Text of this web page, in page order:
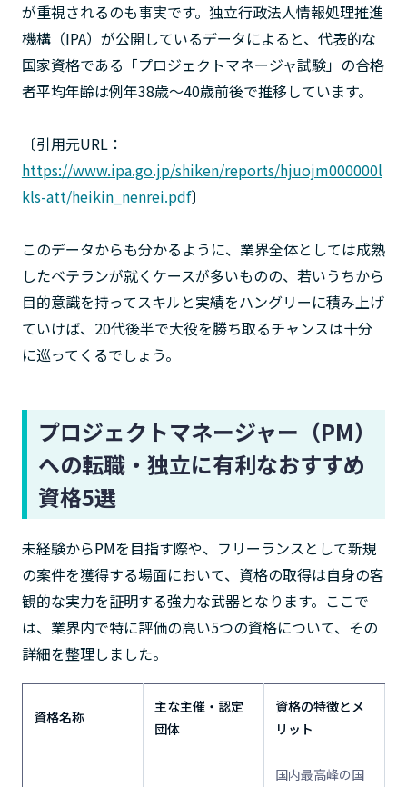
が重視されるのも事実です。独立行政法人情報処理推進
機構（IPA）が公開しているデータによると、代表的な
国家資格である「プロジェクトマネージャ試験」の合格
者平均年齢は例年38歳〜40歳前後で推移しています。
〔引用元URL：
https://www.ipa.go.jp/shiken/reports/hjuojm000000l
kls-att/heikin_nenrei.pdf〕
このデータからも分かるように、業界全体としては成熟
したベテランが就くケースが多いものの、若いうちから
目的意識を持ってスキルと実績をハングリーに積み上げ
ていけば、20代後半で大役を勝ち取るチャンスは十分
に巡ってくるでしょう。
プロジェクトマネージャー（PM）
への転職・独立に有利なおすすめ
資格5選
未経験からPMを目指す際や、フリーランスとして新規
の案件を獲得する場面において、資格の取得は自身の客
観的な実力を証明する強力な武器となります。ここで
は、業界内で特に評価の高い5つの資格について、その
詳細を整理しました。
資格名称
主な主催・認定
団体
資格の特徴とメ
リット
国内最高峰の国